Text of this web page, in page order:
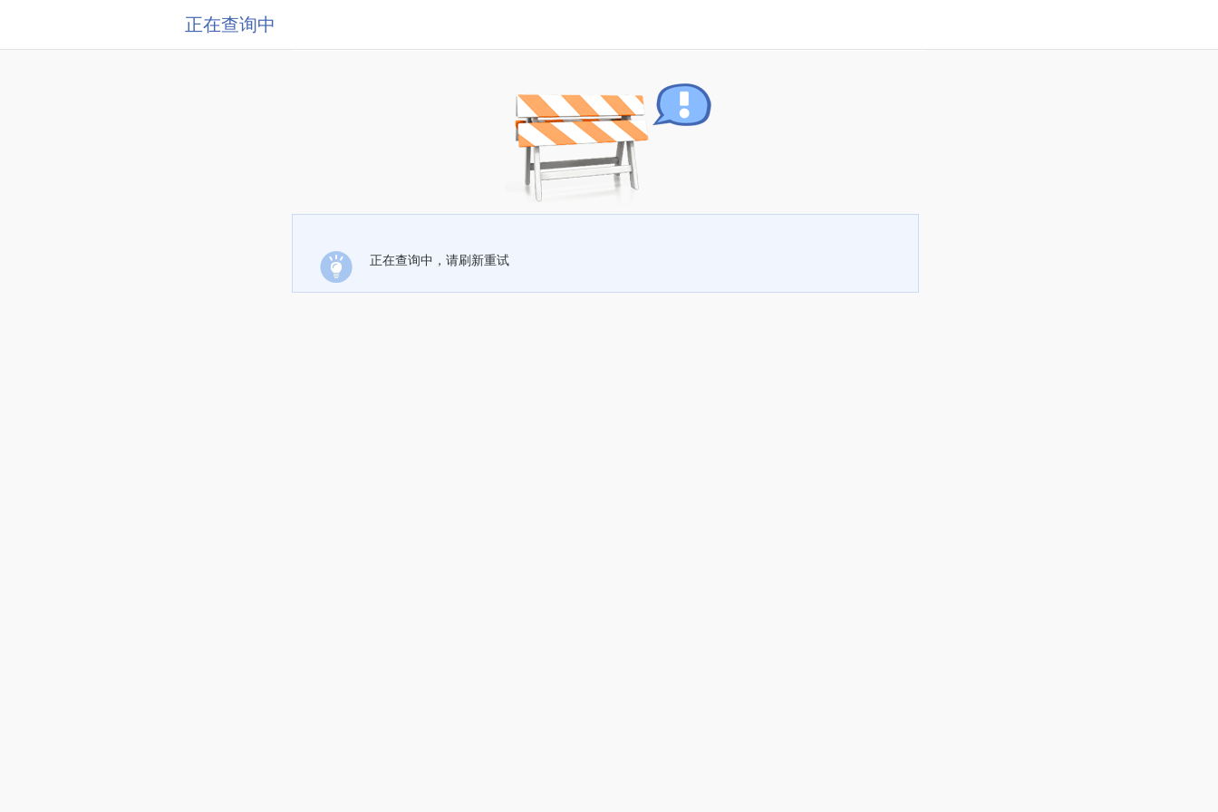
正在查询中
正在查询中，请刷新重试